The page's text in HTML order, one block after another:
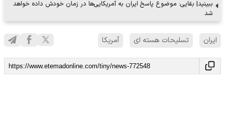
ببینید| بقایی: موضوع پاسخ ایران به آمریکایی‌ها در زمان خودش داده خواهد
شد
ایران تسلیحات هسته ای آمریکا